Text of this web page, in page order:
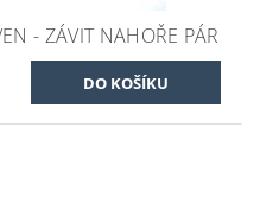
- ZÁVIT NAHOŘE PÁR